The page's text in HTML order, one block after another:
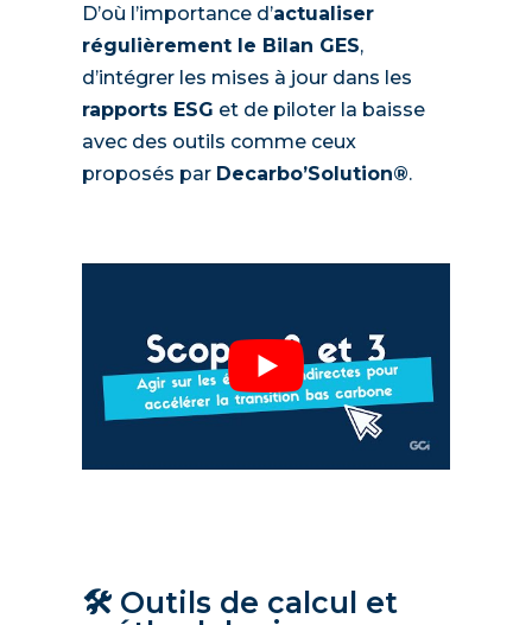
D’où l’importance d’actualiser
régulièrement le Bilan GES,
d’intégrer les mises à jour dans les
rapports ESG et de piloter la baisse
avec des outils comme ceux
proposés par Decarbo’Solution®.
🛠️ Outils de calcul et